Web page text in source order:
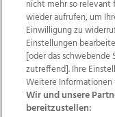
Wir über uns
Datenschutz
AGB Website
nicht mehr so relevant
wieder aufrufen, um
Einwilligung zu
Einstellungen
[oder das
zutreffend]. Ihre
Weitere Informationen
Wir und unsere
bereitzustellen: